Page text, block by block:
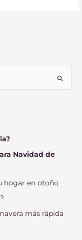
Navidad de
hogar en otoño
más rápida